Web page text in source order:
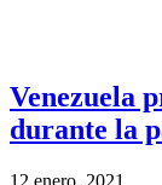
Venezuela
durante la